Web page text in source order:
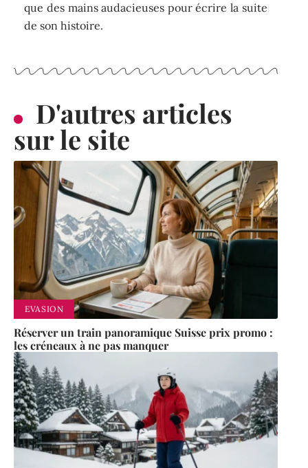
que des mains audacieuses pour écrire la suite
de son histoire.
D'autres articles
sur le site
EVASION
Réserver un train panoramique Suisse prix promo :
les créneaux à ne pas manquer